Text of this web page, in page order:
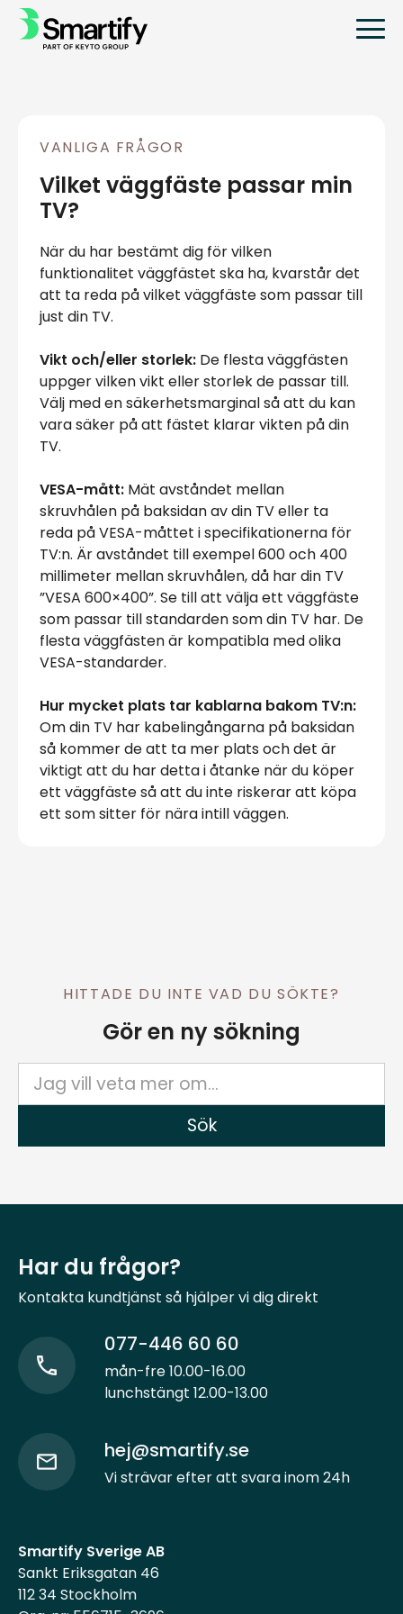
VANLIGA FRÅGOR
Vilket väggfäste passar min
TV?
När du har bestämt dig för vilken
funktionalitet väggfästet ska ha, kvarstår det
att ta reda på vilket väggfäste som passar till
just din TV.
Vikt och/eller storlek: De flesta väggfästen
uppger vilken vikt eller storlek de passar till.
Välj med en säkerhetsmarginal så att du kan
vara säker på att fästet klarar vikten på din
TV.
VESA-mått: Mät avståndet mellan
skruvhålen på baksidan av din TV eller ta
reda på VESA-måttet i specifikationerna för
TV:n. Är avståndet till exempel 600 och 400
millimeter mellan skruvhålen, då har din TV
”VESA 600×400”. Se till att välja ett väggfäste
som passar till standarden som din TV har. De
flesta väggfästen är kompatibla med olika
VESA-standarder.
Hur mycket plats tar kablarna bakom TV:n:
Om din TV har kabelingångarna på baksidan
så kommer de att ta mer plats och det är
viktigt att du har detta i åtanke när du köper
ett väggfäste så att du inte riskerar att köpa
ett som sitter för nära intill väggen.
HITTADE DU INTE VAD DU SÖKTE?
Gör en ny sökning
Har du frågor?
Kontakta kundtjänst så hjälper vi dig direkt
077-446 60 60
mån-fre 10.00-16.00
lunchstängt 12.00-13.00
hej@smartify.se
Vi strävar efter att svara inom 24h
Smartify Sverige AB
Sankt Eriksgatan 46
112 34 Stockholm